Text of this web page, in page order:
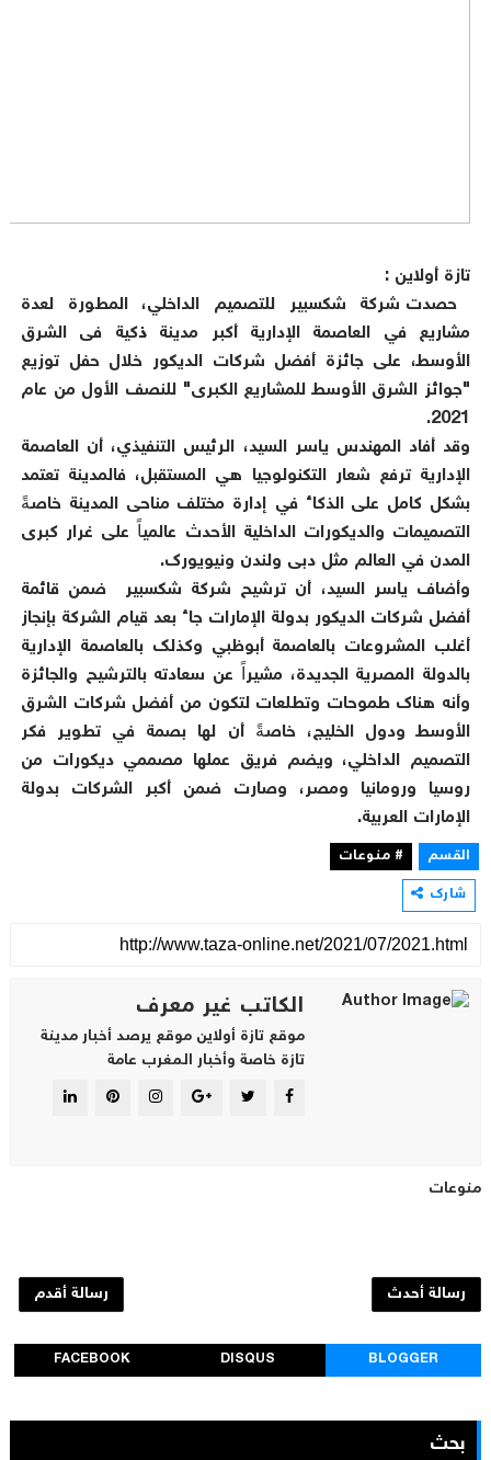
تازة أولاين :
حصدت شركة شكسبير للتصميم الداخلي، المطورة لعدة
مشاريع في العاصمة الإدارية أكبر مدينة ذكية فى الشرق
الأوسط، على جائزة أفضل شركات الديكور خلال حفل توزيع
"جوائز الشرق الأوسط للمشاريع الكبرى" للنصف الأول من عام
2021.
وقد أفاد المهندس ياسر السيد، الرئيس التنفيذي، أن العاصمة
الإدارية ترفع شعار التكنولوجيا هي المستقبل، فالمدينة تعتمد
بشكل كامل على الذكاء في إدارة مختلف مناحى المدينة خاصةً
التصميمات والديكورات الداخلية الأحدث عالمياً على غرار كبرى
المدن في العالم مثل دبى ولندن ونيويورك.
وأضاف ياسر السيد، أن ترشيح شركة شكسبير ضمن قائمة
أفضل شركات الديكور بدولة الإمارات جاء بعد قيام الشركة بإنجاز
أغلب المشروعات بالعاصمة أبوظبي وكذلك بالعاصمة الإدارية
بالدولة المصرية الجديدة، مشيراً عن سعادته بالترشيح والجائزة
وأنه هناك طموحات وتطلعات لتكون من أفضل شركات الشرق
الأوسط ودول الخليج، خاصةً أن لها بصمة في تطوير فكر
التصميم الداخلي، ويضم فريق عملها مصممي ديكورات من
روسيا ورومانيا ومصر، وصارت ضمن أكبر الشركات بدولة
الإمارات العربية.
القسم
# منوعات
شارك
الكاتب غير معرف
موقع تازة أولاين موقع يرصد أخبار مدينة
تازة خاصة وأخبار المغرب عامة
منوعات
رسالة أحدث رسالة أقدم
BLOGGER
DISQUS
FACEBOOK
بحث